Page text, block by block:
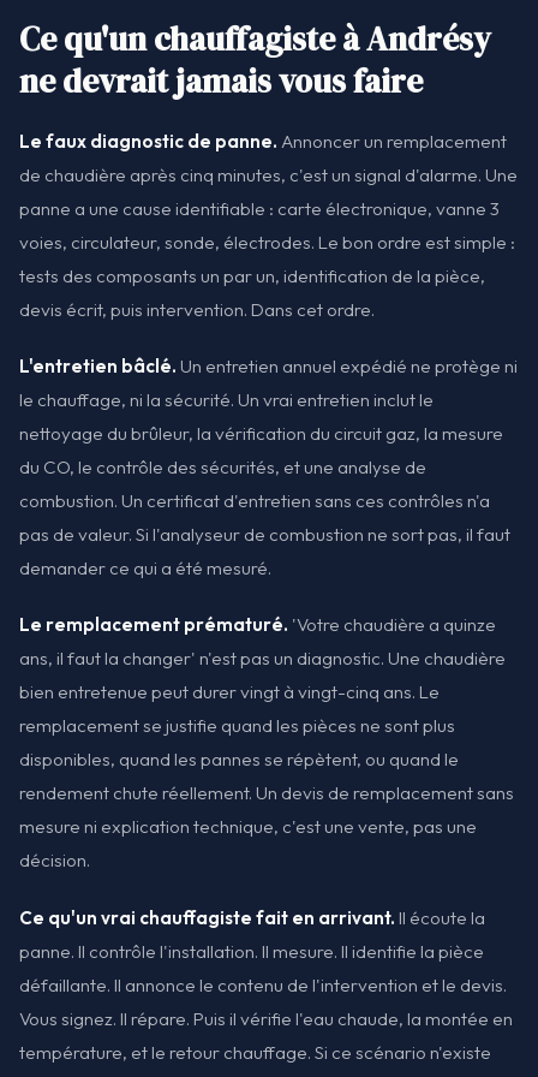
Ce qu'un chauffagiste à Andrésy
ne devrait jamais vous faire
Le faux diagnostic de panne. Annoncer un remplacement
de chaudière après cinq minutes, c'est un signal d'alarme. Une
panne a une cause identifiable : carte électronique, vanne 3
voies, circulateur, sonde, électrodes. Le bon ordre est simple :
tests des composants un par un, identification de la pièce,
devis écrit, puis intervention. Dans cet ordre.
L'entretien bâclé. Un entretien annuel expédié ne protège ni
le chauffage, ni la sécurité. Un vrai entretien inclut le
nettoyage du brûleur, la vérification du circuit gaz, la mesure
du CO, le contrôle des sécurités, et une analyse de
combustion. Un certificat d'entretien sans ces contrôles n'a
pas de valeur. Si l'analyseur de combustion ne sort pas, il faut
demander ce qui a été mesuré.
Le remplacement prématuré. 'Votre chaudière a quinze
ans, il faut la changer' n'est pas un diagnostic. Une chaudière
bien entretenue peut durer vingt à vingt-cinq ans. Le
remplacement se justifie quand les pièces ne sont plus
disponibles, quand les pannes se répètent, ou quand le
rendement chute réellement. Un devis de remplacement sans
mesure ni explication technique, c'est une vente, pas une
décision.
Ce qu'un vrai chauffagiste fait en arrivant. Il écoute la
panne. Il contrôle l'installation. Il mesure. Il identifie la pièce
défaillante. Il annonce le contenu de l'intervention et le devis.
Vous signez. Il répare. Puis il vérifie l'eau chaude, la montée en
température, et le retour chauffage. Si ce scénario n'existe